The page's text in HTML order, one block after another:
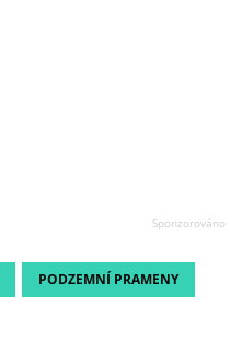
PODZEMNÍ PRAMENY